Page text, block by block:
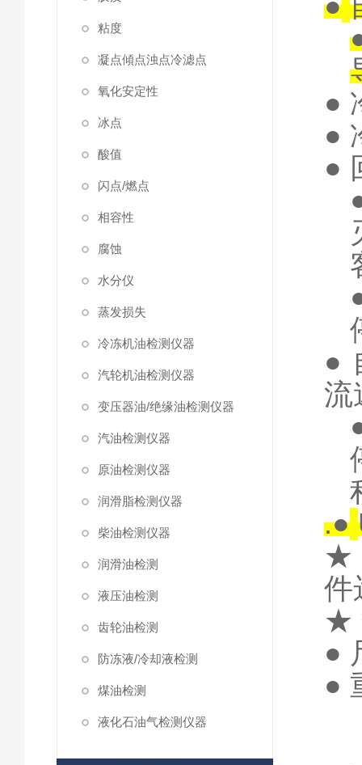
粘度
凝点傾点浊点冷滤点
氧化安定性
冰点
酸值
闪点/燃点
相容性
腐蚀
水分仪
蒸发损失
冷冻机油检测仪器
汽轮机油检测仪器
变压器油/绝缘油检测仪器
汽油检测仪器
原油检测仪器
润滑脂检测仪器
柴油检测仪器
润滑油检测
液压油检测
齿轮油检测
防冻液/冷却液检测
煤油检测
液化石油气检测仪器
●
●
●
●
流
.●
★
件
★
●
●